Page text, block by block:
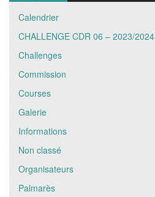
Calendrier
CHALLENGE CDR 06 – 2023/2024
Challenges
Commission
Courses
Galerie
Informations
Non classé
Organisateurs
Palmarès